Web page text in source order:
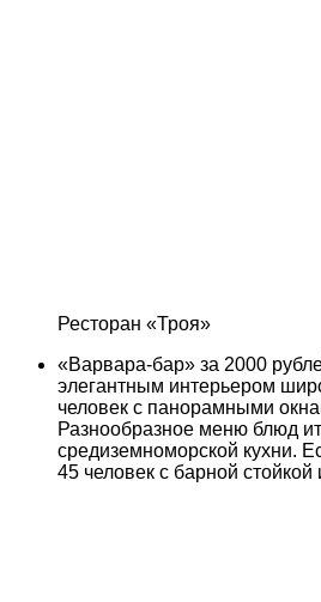
Ресторан «Троя»
«Варвара-бар» за 2000
элегантным интерьером
человек с панорамными
Разнообразное меню блюд
средиземноморской кухни.
45 человек с барной стойкой